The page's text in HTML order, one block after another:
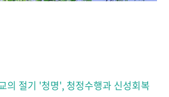
의 절기 '청명', 청정수행과 신성회복